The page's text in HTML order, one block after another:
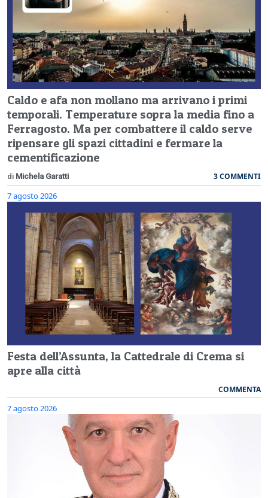
Caldo e afa non mollano ma arrivano i primi
temporali. Temperature sopra la media fino a
Ferragosto. Ma per combattere il caldo serve
ripensare gli spazi cittadini e fermare la
cementificazione
di Michela Garatti 3 COMMENTI
7 agosto 2026
Festa dell’Assunta, la Cattedrale di Crema si
apre alla città
COMMENTA
7 agosto 2026